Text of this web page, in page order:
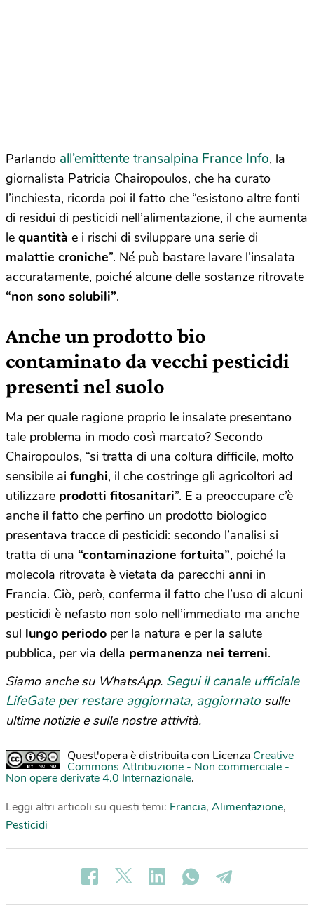
Parlando all’emittente transalpina France Info, la
giornalista Patricia Chairopoulos, che ha curato
l’inchiesta, ricorda poi il fatto che “esistono altre fonti
di residui di pesticidi nell’alimentazione, il che aumenta
le quantità e i rischi di sviluppare una serie di
malattie croniche”. Né può bastare lavare l’insalata
accuratamente, poiché alcune delle sostanze ritrovate
“non sono solubili”.
Anche un prodotto bio
contaminato da vecchi pesticidi
presenti nel suolo
Ma per quale ragione proprio le insalate presentano
tale problema in modo così marcato? Secondo
Chairopoulos, “si tratta di una coltura difficile, molto
sensibile ai funghi, il che costringe gli agricoltori ad
utilizzare prodotti fitosanitari”. E a preoccupare c’è
anche il fatto che perfino un prodotto biologico
presentava tracce di pesticidi: secondo l’analisi si
tratta di una “contaminazione fortuita”, poiché la
molecola ritrovata è vietata da parecchi anni in
Francia. Ciò, però, conferma il fatto che l’uso di alcuni
pesticidi è nefasto non solo nell’immediato ma anche
sul lungo periodo per la natura e per la salute
pubblica, per via della permanenza nei terreni.
Siamo anche su WhatsApp. Segui il canale ufficiale
LifeGate per restare aggiornata, aggiornato sulle
ultime notizie e sulle nostre attività.
Quest'opera è distribuita con Licenza Creative
Commons Attribuzione - Non commerciale -
Non opere derivate 4.0 Internazionale.
Leggi altri articoli su questi temi: Francia, Alimentazione,
Pesticidi